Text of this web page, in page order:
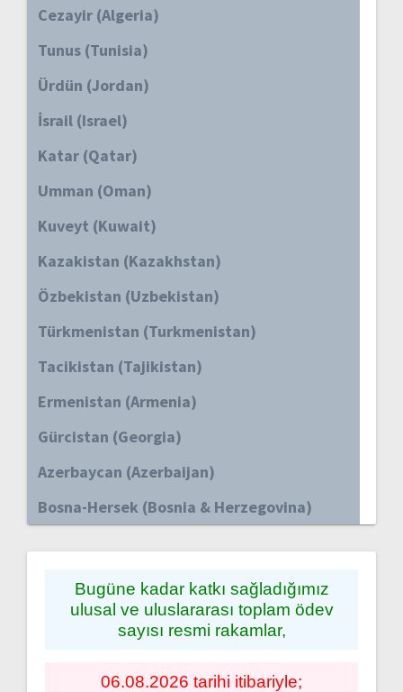
Cezayir (Algeria)
Tunus (Tunisia)
Ürdün (Jordan)
İsrail (Israel)
Katar (Qatar)
Umman (Oman)
Kuveyt (Kuwait)
Kazakistan (Kazakhstan)
Özbekistan (Uzbekistan)
Türkmenistan (Turkmenistan)
Tacikistan (Tajikistan)
Ermenistan (Armenia)
Gürcistan (Georgia)
Azerbaycan (Azerbaijan)
Bosna-Hersek (Bosnia & Herzegovina)
Bugüne kadar katkı sağladığımız
ulusal ve uluslararası toplam ödev
sayısı resmi rakamlar,
06.08.2026 tarihi itibariyle;